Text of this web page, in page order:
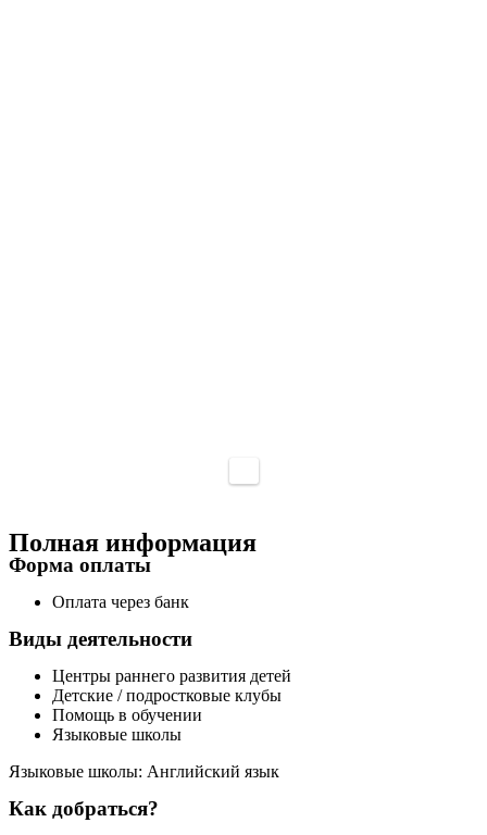
Полная информация
Форма оплаты
Оплата через банк
Виды деятельности
Центры раннего развития детей
Детские / подростковые клубы
Помощь в обучении
Языковые школы
Языковые школы: Английский язык
Как добраться?